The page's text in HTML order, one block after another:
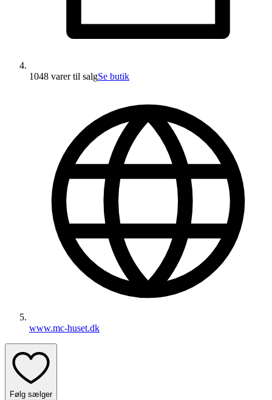
1048 varertil salgSe butik
www.mc-huset.dk
Følg sælger